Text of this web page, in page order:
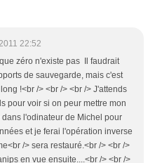
22:52
zéro n'existe pas Il faudrait
de sauvegarde, mais c'est
!<br /> <br /> <br /> J'attends
pour voir si on peur mettre mon
l'odinateur de Michel pour
et je ferai l'opération inverse
/> sera restauré.<br /> <br />
en vue ensuite....<br /> <br />